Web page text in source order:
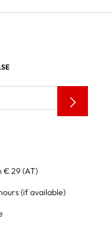
€ 29 (AT)
(if available)